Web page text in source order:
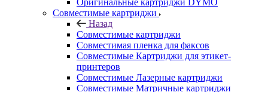
Оригинальные картриджи DYMO
Совместимые картриджи
Назад
Совместимые картриджи
Совместимая пленка для факсов
Совместимые Картриджи для этикет-
принтеров
Совместимые Лазерные картриджи
Совместимые Матричные картриджи